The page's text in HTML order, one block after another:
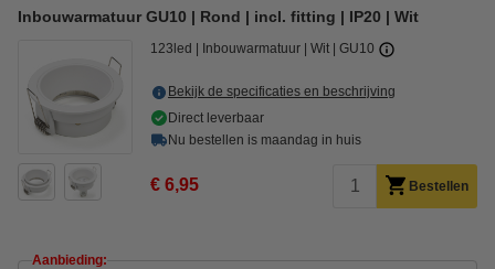
Inbouwarmatuur GU10 | Rond | incl. fitting | IP20 | Wit
123led Inbouwarmatuur Wit GU10
Bekijk de specificaties en beschrijving
Direct leverbaar
Nu bestellen is maandag in huis
€ 6,95 Bestellen
Aanbieding: